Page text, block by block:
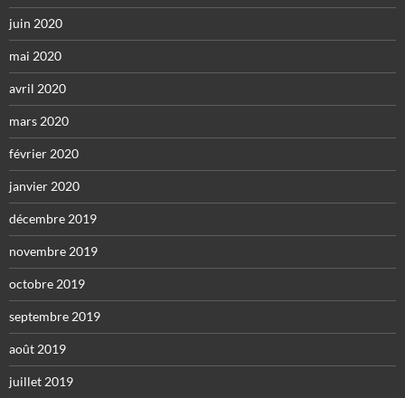
juin 2020
mai 2020
avril 2020
mars 2020
février 2020
janvier 2020
décembre 2019
novembre 2019
octobre 2019
septembre 2019
août 2019
juillet 2019